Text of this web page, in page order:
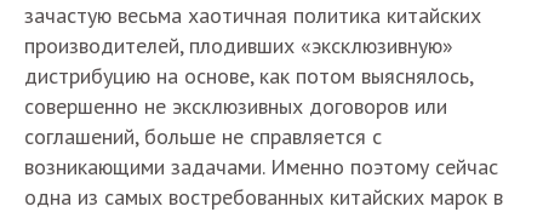
зачастую весьма хаотичная политика китайских
производителей, плодивших «эксклюзивную»
дистрибуцию на основе, как потом выяснялось,
совершенно не эксклюзивных договоров или
соглашений, больше не справляется с
возникающими задачами. Именно поэтому сейчас
одна из самых востребованных китайских марок в